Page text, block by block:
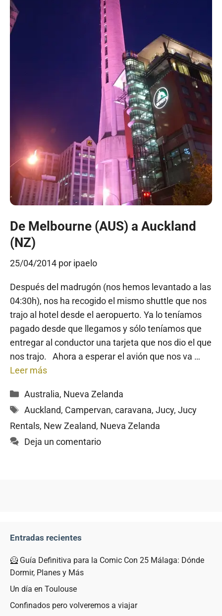
De Melbourne (AUS) a Auckland
(NZ)
25/04/2014 por ipaelo
Después del madrugón (nos hemos levantado a las
04:30h), nos ha recogido el mismo shuttle que nos
trajo al hotel desde el aeropuerto. Ya lo teníamos
pagado desde que llegamos y sólo teníamos que
entregar al conductor una tarjeta que nos dio el que
nos trajo. Ahora a esperar el avión que nos va …
Leer más
Categorías
Australia, Nueva Zelanda
Etiquetas
Auckland, Campervan, caravana, Jucy, Jucy
Rentals, New Zealand, Nueva Zelanda
Deja un comentario
Entradas recientes
🦸 Guía Definitiva para la Comic Con 25 Málaga: Dónde
Dormir, Planes y Más
Un día en Toulouse
Confinados pero volveremos a viajar